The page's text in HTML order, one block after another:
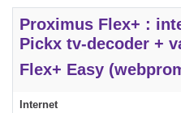
Proximus Flex+ :
Pickx tv-decoder +
Flex+ Easy
Internet